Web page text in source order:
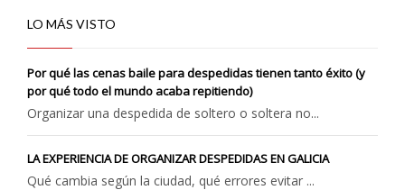
LO MÁS VISTO
Por qué las cenas baile para despedidas tienen tanto éxito (y
por qué todo el mundo acaba repitiendo)
Organizar una despedida de soltero o soltera no...
LA EXPERIENCIA DE ORGANIZAR DESPEDIDAS EN GALICIA
Qué cambia según la ciudad, qué errores evitar ...